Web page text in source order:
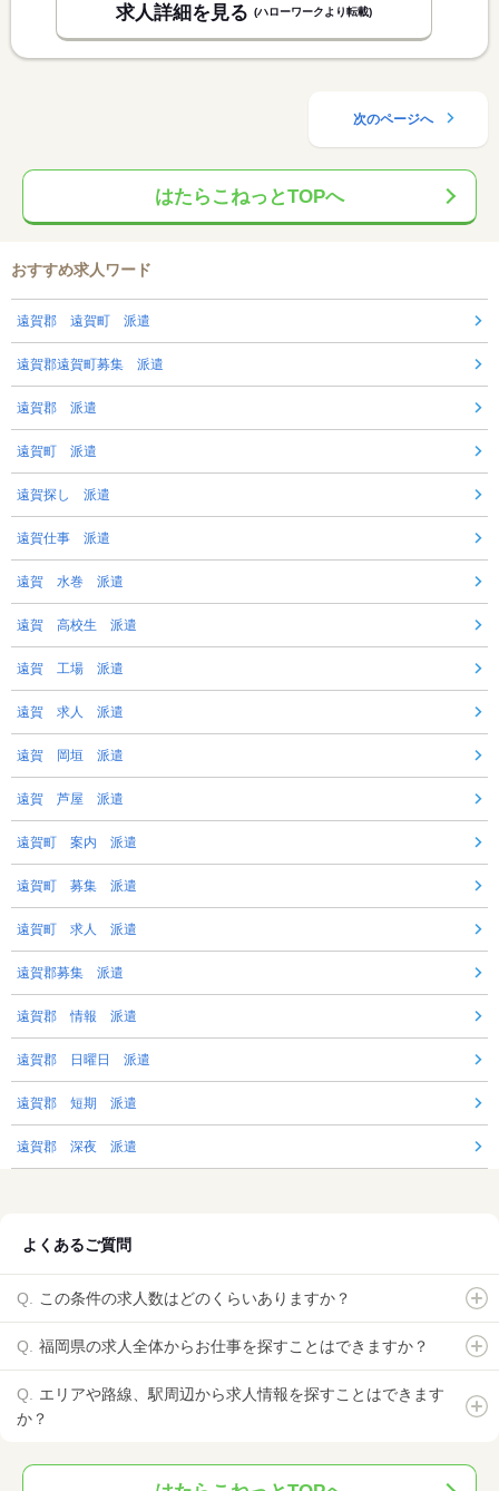
求人詳細を見る (ハローワークより転載)
次のページへ
はたらこねっとTOPへ
おすすめ求人ワード
遠賀郡 遠賀町 派遣
遠賀郡遠賀町募集 派遣
遠賀郡 派遣
遠賀町 派遣
遠賀探し 派遣
遠賀仕事 派遣
遠賀 水巻 派遣
遠賀 高校生 派遣
遠賀 工場 派遣
遠賀 求人 派遣
遠賀 岡垣 派遣
遠賀 芦屋 派遣
遠賀町 案内 派遣
遠賀町 募集 派遣
遠賀町 求人 派遣
遠賀郡募集 派遣
遠賀郡 情報 派遣
遠賀郡 日曜日 派遣
遠賀郡 短期 派遣
遠賀郡 深夜 派遣
よくあるご質問
この条件の求人数はどのくらいありますか？
福岡県の求人全体からお仕事を探すことはできますか？
エリアや路線、駅周辺から求人情報を探すことはできます
か？